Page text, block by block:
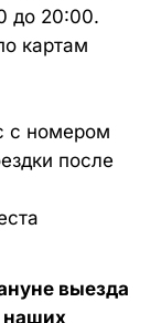
до 20:00.
картам
с номером
после
выезда
наших